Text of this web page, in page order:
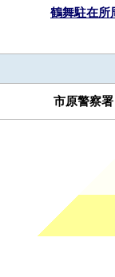
鶴舞駐在所
市原警察署